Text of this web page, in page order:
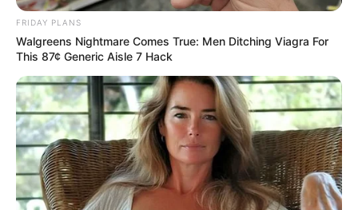
FRIDAY PLANS
Walgreens Nightmare Comes True: Men Ditching Viagra For
This 87¢ Generic Aisle 7 Hack